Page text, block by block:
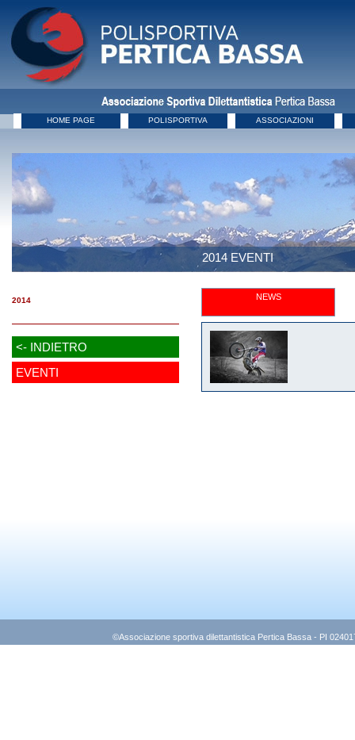
HOME PAGE POLISPORTIVA ASSOCIAZIONI
2014 EVENTI
2014
<- INDIETRO
EVENTI
NEWS
©Associazione sportiva dilettantistica Pertica Bassa - PI